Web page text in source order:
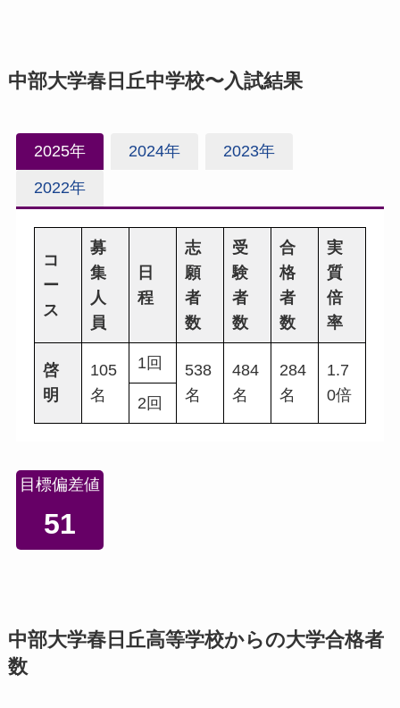
中部大学春日丘中学校〜入試結果
2025年 2024年 2023年
2022年
コ
ー
ス
募
集
人
員
日
程
志
願
者
数
受
験
者
数
合
格
者
数
実
質
倍
率
啓
明
105
名
1回
538
名
484
名
284
名
1.7
0倍
2回
目標偏差値
51
中部大学春日丘高等学校からの大学合格者
数